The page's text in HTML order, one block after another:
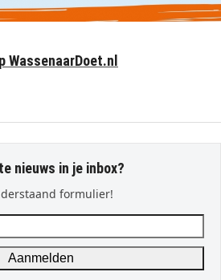
WassenaarDoet.nl
nieuws in je inbox?
formulier!
Aanmelden